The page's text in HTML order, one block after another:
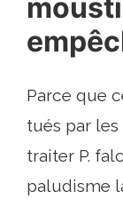
Parce que
tués par
traiter P.
paludisme